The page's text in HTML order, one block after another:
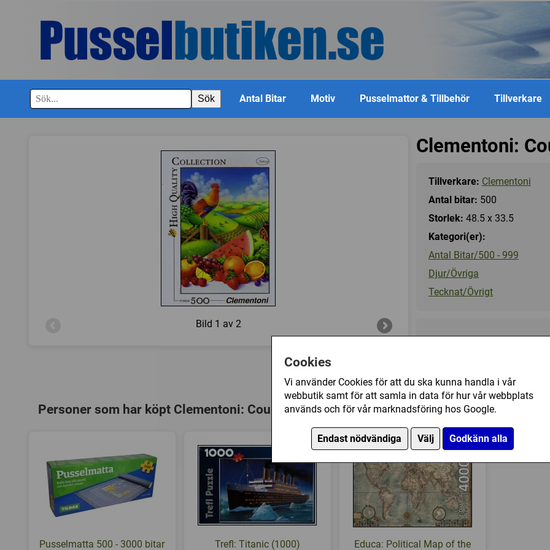
Cookies
Vi använder Cookies för att du ska kunna handla i vår
webbutik samt för att samla in data för hur vår webbplats
används och för vår marknadsföring hos Google.
Endast nödvändiga Välj Godkänn alla
Sök Antal Bitar Motiv Pusselmattor & Tillbehör Tillverkare
Bild 1 av 2
Clementoni:
Tillverkare: Clementoni
Antal bitar: 500
Storlek: 48.5 x 33.5
Kategori(er):
Antal Bitar/500 - 999
Djur/Övriga
Tecknat/Övrigt
99 kr
Ej tillgänglig
Personer som har köpt Clementoni: Country & Fruits (500) har också köpt
Pusselmatta 500 - 3000 bitar Trefl: Titanic (1000) Educa: Political Map of the